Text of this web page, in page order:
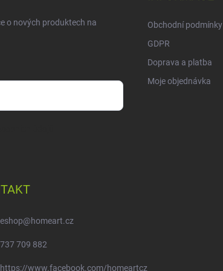
o nových produktech na
Obchodní podmínky
GDPR
Doprava a platba
Moje objednávka
eshop@homeart.cz
737 709 882
https://www.facebook.com/homeartcz